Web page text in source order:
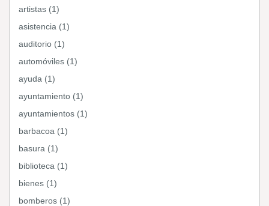
artistas (1)
asistencia (1)
auditorio (1)
automóviles (1)
ayuda (1)
ayuntamiento (1)
ayuntamientos (1)
barbacoa (1)
basura (1)
biblioteca (1)
bienes (1)
bomberos (1)